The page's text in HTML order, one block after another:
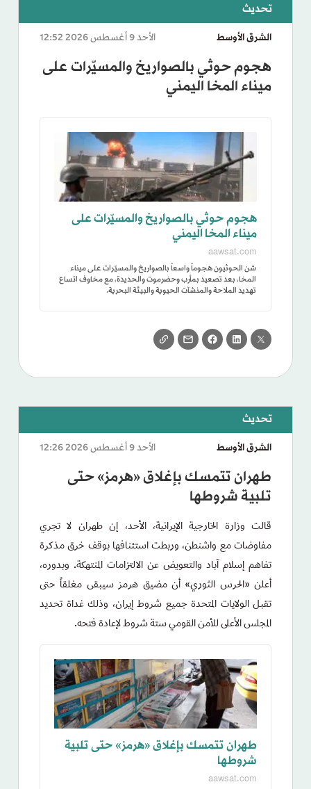
الأحد 9 أغسطس 2026 12:52 الشرق الأوسط
هجوم حوثي بالصواريخ والمسيّرات على
ميناء المخا اليمني
هجوم حوثي بالصواريخ والمسيّرات على
ميناء المخا اليمني
aawsat.com
شن الحوثيون هجوماً واسعاً بالصواريخ والمسيّرات على ميناء
المخا، بعد تصعيد بمأرب وحضرموت والحديدة، مع مخاوف اتساع
تهديد الملاحة والمنشآت الحيوية والبيئة البحرية.
الأحد 9 أغسطس 2026 12:26 الشرق الأوسط
طهران تتمسك بإغلاق «هرمز» حتى
تلبية شروطها
قالت وزارة الخارجية الإيرانية، الأحد، إن طهران لا تجري
مفاوضات مع واشنطن، وربطت استئنافها بوقف خرق مذكرة
تفاهم إسلام آباد والتعويض عن الالتزامات المنتهكة. وبدوره،
أعلن «الحرس الثوري» أن مضيق هرمز سيبقى مغلقاً حتى
تقبل الولايات المتحدة جميع شروط إيران، وذلك غداة تحديد
المجلس الأعلى للأمن القومي ستة شروط لإعادة فتحه.
طهران تتمسك بإغلاق «هرمز» حتى تلبية
شروطها
aawsat.com